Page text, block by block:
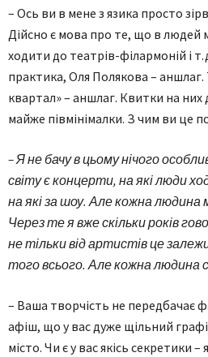
– Ось ви в мене з язика просто
Дійсно є мова про те, що в
ходити до театрів-філармоній і т.
практика, Оля Полякова – аншлаг.
квартал» – аншлаг. Квитки на них
майже півмінімалки. З чим ви це
– Я не бачу в цьому нічого
світу є концерти, на які люди
на які за шоу. Але кожна
Через те я вже скільки років
не тільки від артистів це
того всього. Але кожна людина
– Ваша творчість не передбачає
афіш, що у вас дуже щільний
місто. Чи є у вас якісь секретики